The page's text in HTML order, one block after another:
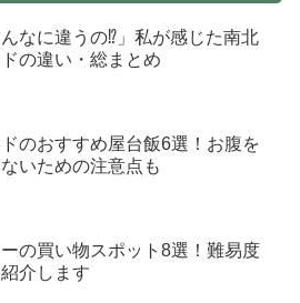
んなに違うの⁉」私が感じた南北
の違い・総まとめ
のおすすめ屋台飯6選！お腹を
いための注意点も
の買い物スポット8選！難易度
介します